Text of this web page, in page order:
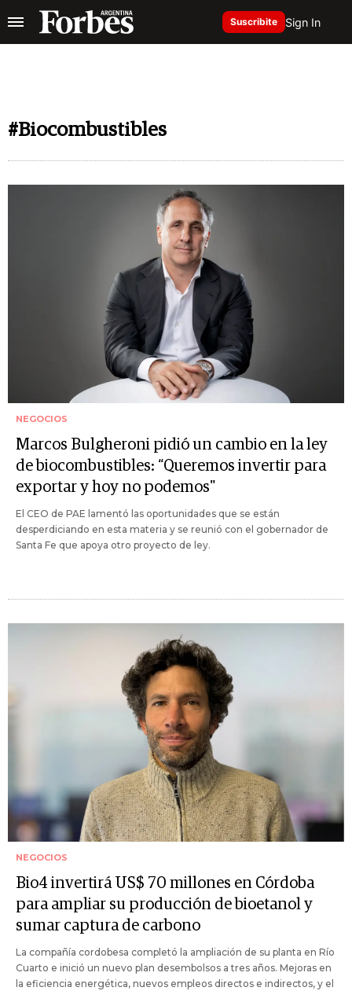
Suscribite Sign In
#Biocombustibles
NEGOCIOS
Marcos Bulgheroni pidió un cambio en la ley
de biocombustibles: “Queremos invertir para
exportar y hoy no podemos"
El CEO de PAE lamentó las oportunidades que se están
desperdiciando en esta materia y se reunió con el gobernador de
Santa Fe que apoya otro proyecto de ley.
NEGOCIOS
Bio4 invertirá US$ 70 millones en Córdoba
para ampliar su producción de bioetanol y
sumar captura de carbono
La compañía cordobesa completó la ampliación de su planta en Río
Cuarto e inició un nuevo plan desembolsos a tres años. Mejoras en
la eficiencia energética, nuevos empleos directos e indirectos, y el